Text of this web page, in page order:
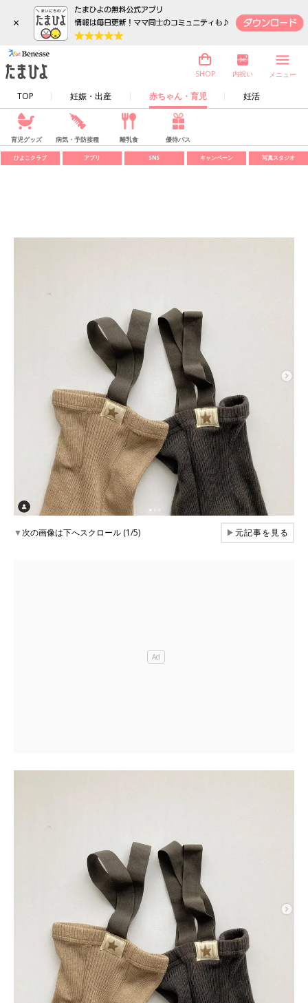
×
TOP 妊娠・出産 赤ちゃん・育児 妊活
SHOP 内祝い メニュー
育児グッズ 病気・予防接種 離乳食 優待パス
ひよこクラブ アプリ SNS キャンペーン 写真スタジオ
▼次の画像は下へスクロール (1/5) ▶元記事を見る